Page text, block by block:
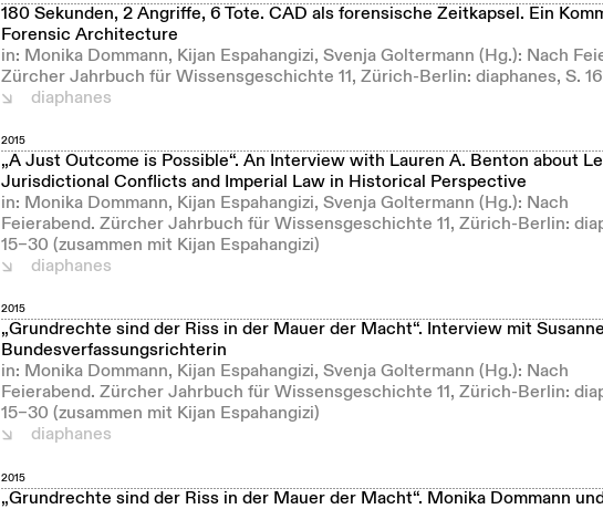
180 Sekunden, 2 Angriffe, 6 Tote. CAD als forensische Zeitkapsel. Ein
Forensic Architecture
in: Monika Dommann, Kijan Espahangizi, Svenja Goltermann (Hg.): Nach
Zürcher Jahrbuch für Wissensgeschichte 11, Zürich-Berlin: diaphanes, S.
diaphanes
2015
„A Just Outcome is Possible“. An Interview with Lauren A. Benton about
Jurisdictional Conflicts and Imperial Law in Historical Perspective
in: Monika Dommann, Kijan Espahangizi, Svenja Goltermann (Hg.): Nach
Feierabend. Zürcher Jahrbuch für Wissensgeschichte 11, Zürich-Berlin:
15–30 (zusammen mit Kijan Espahangizi)
diaphanes
2015
„Grundrechte sind der Riss in der Mauer der Macht“. Interview mit
Bundesverfassungsrichterin
in: Monika Dommann, Kijan Espahangizi, Svenja Goltermann (Hg.): Nach
Feierabend. Zürcher Jahrbuch für Wissensgeschichte 11, Zürich-Berlin:
15–30 (zusammen mit Kijan Espahangizi)
diaphanes
2015
„Grundrechte sind der Riss in der Mauer der Macht“. Monika Dommann